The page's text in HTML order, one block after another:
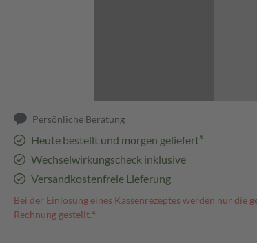
Persönliche Beratung
Heute bestellt und morgen geliefert³
Wechselwirkungscheck inklusive
Versandkostenfreie Lieferung
Bei der Einlösung eines Kassenrezeptes werden nur die
Rechnung gestellt.⁴